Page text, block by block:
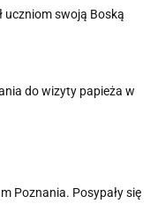
uczniom swoją Boską
do wizyty papieża w
Poznania. Posypały się